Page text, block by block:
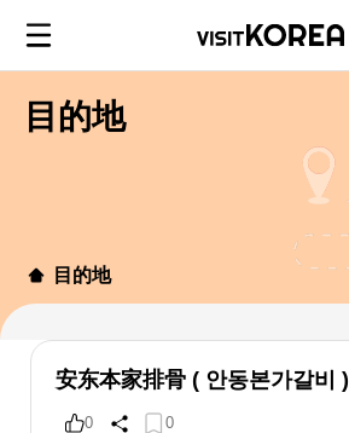
目的地
目的地
安东本家排骨 ( 안동본가갈비 )
0 0